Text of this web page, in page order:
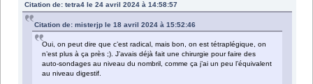
Citation de: tetra4 le 24 avril 2024 à 14:58:57
Citation de: misterjp le 18 avril 2024 à 15:52:46
Oui, on peut dire que c’est radical, mais bon, on est tétraplégique, on
n’est plus à ça près ;). J’avais déjà fait une chirurgie pour faire des
auto-sondages au niveau du nombril, comme ça j’ai un peu l’équivalent
au niveau digestif.